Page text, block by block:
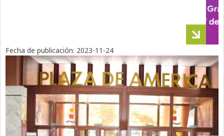
Fecha de publicación: 2023-11-24